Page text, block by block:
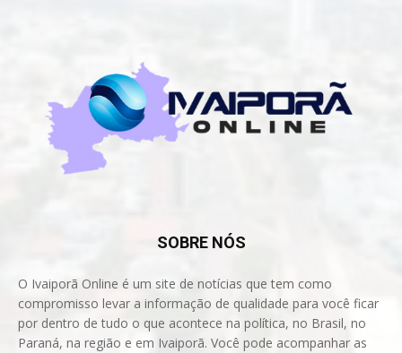
SOBRE NÓS
O Ivaiporã Online é um site de notícias que tem como
compromisso levar a informação de qualidade para você ficar
por dentro de tudo o que acontece na política, no Brasil, no
Paraná, na região e em Ivaiporã. Você pode acompanhar as